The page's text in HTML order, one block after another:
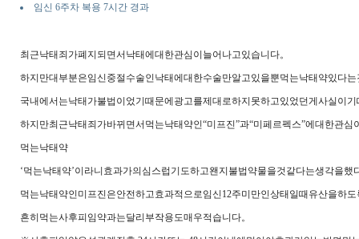
임신 6주차 복용 7시간 경과
최근낙태죄가폐지되면서낙태에대한관심이늘어나고있습니다。
하지만대부분은임신중절수술인낙태에대한수술만알고있을뿐먹는낙태약있다
국내에서는낙태가불법이었기때문에광고를제대로하지못하고있었던게사실이
하지만최근낙태죄가바뀌면서먹는낙태약인“미프진”과“미페르펙스”에대한관심
먹는낙태약
‘먹는낙태약’이라니효과가의심스럽기도하고왠지불법약물을것같다는생각을했
먹는낙태약인미프진은안전하고효과적으로임신12주미만인상태일때유산을하
흔히먹는사후피임약과는달리부작용도매우적습니다。